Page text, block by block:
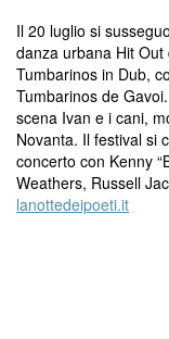
Il 20 luglio si
danza urbana Hit
Tumbarinos in Dub,
Tumbarinos de
scena Ivan e i cani,
Novanta. Il festival si
concerto con Kenny
Weathers, Russell
lanottedeipoeti.it